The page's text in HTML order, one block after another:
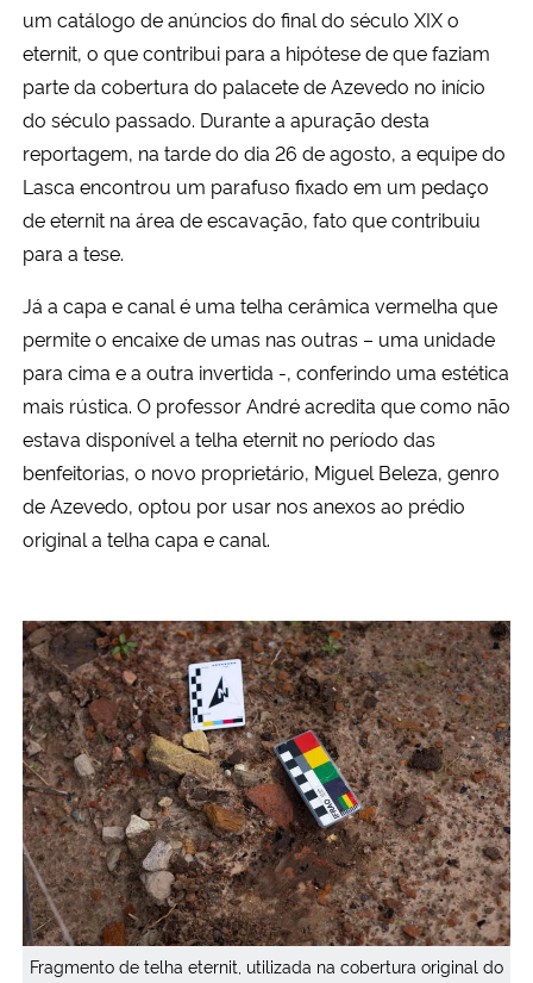
um catálogo de anúncios do final do século XIX o
eternit, o que contribui para a hipótese de que faziam
parte da cobertura do palacete de Azevedo no início
do século passado. Durante a apuração desta
reportagem, na tarde do dia 26 de agosto, a equipe do
Lasca encontrou um parafuso fixado em um pedaço
de eternit na área de escavação, fato que contribuiu
para a tese.
Já a capa e canal é uma telha cerâmica vermelha que
permite o encaixe de umas nas outras – uma unidade
para cima e a outra invertida -, conferindo uma estética
mais rústica. O professor André acredita que como não
estava disponível a telha eternit no período das
benfeitorias, o novo proprietário, Miguel Beleza, genro
de Azevedo, optou por usar nos anexos ao prédio
original a telha capa e canal.
Fragmento de telha eternit, utilizada na cobertura original do